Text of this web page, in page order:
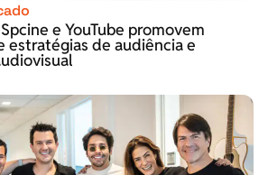
e YouTube promovem
estratégias de audiência e